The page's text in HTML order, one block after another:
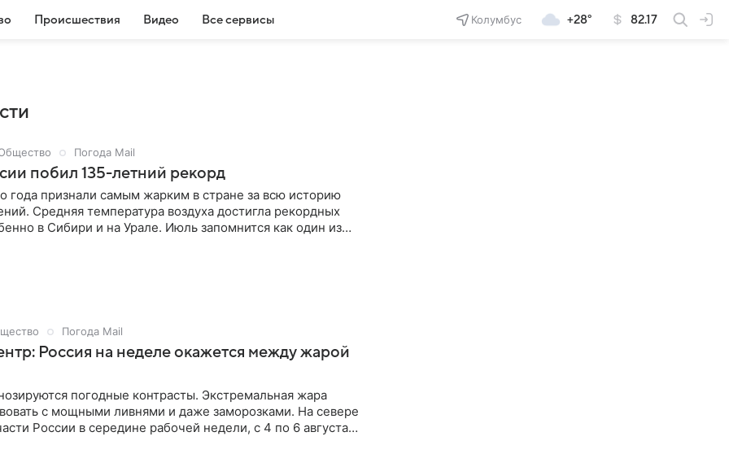
Происшествия Видео Все сервисы Колумбус +28° 82.17
Погода Mail
побил 135-летний рекорд
года признали самым жарким в стране за всю историю
Средняя температура воздуха достигла рекордных
в Сибири и на Урале. Июль запомнится как один из
в 1891 году.
Погода Mail
Россия на неделе окажется между жарой
погодные контрасты. Экстремальная жара
с мощными ливнями и даже заморозками. На севере
России в середине рабочей недели, с 4 по 6 августа,